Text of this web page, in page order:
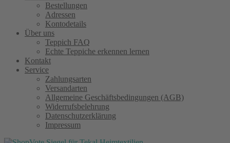
Bestellungen
Adressen
Kontodetails
Über uns
Teppich FAQ
Echte Teppiche erkennen lernen
Kontakt
Service
Zahlungsarten
Versandarten
Allgemeine Geschäftsbedingungen (AGB)
Widerrufsbelehrung
Datenschutzerklärung
Impressum